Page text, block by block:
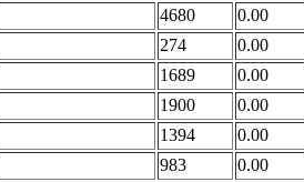
4680 0.00
274 0.00
1689 0.00
1900 0.00
1394 0.00
983 0.00